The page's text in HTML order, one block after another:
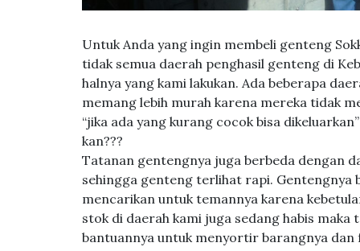
Untuk Anda yang ingin membeli genteng
tidak semua daerah penghasil genteng di
halnya yang kami lakukan. Ada beberapa
memang lebih murah karena mereka tidak
“jika ada yang kurang cocok bisa
kan???
Tatanan gentengnya juga berbeda dengan
sehingga genteng terlihat rapi. Gentengnya
mencarikan untuk temannya karena
stok di daerah kami juga sedang habis
bantuannya untuk menyortir barangnya